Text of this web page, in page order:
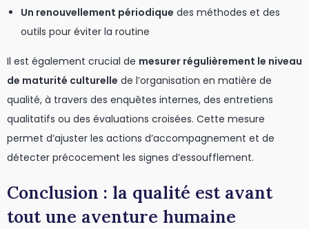
Un renouvellement périodique des méthodes et des
outils pour éviter la routine
Il est également crucial de mesurer régulièrement le niveau
de maturité culturelle de l’organisation en matière de
qualité, à travers des enquêtes internes, des entretiens
qualitatifs ou des évaluations croisées. Cette mesure
permet d’ajuster les actions d’accompagnement et de
détecter précocement les signes d’essoufflement.
Conclusion : la qualité est avant
tout une aventure humaine